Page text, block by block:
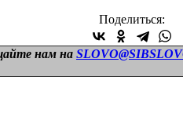
Поделиться:
нам на